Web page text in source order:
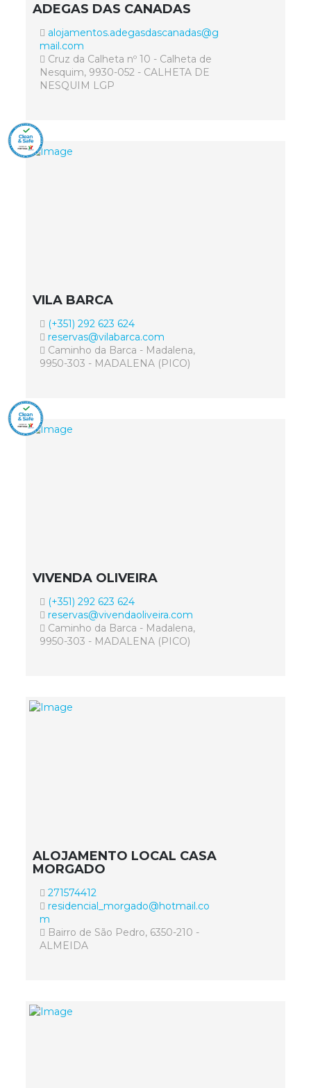
ADEGAS DAS CANADAS
alojamentos.adegasdascanadas@g
mail.com
Cruz da Calheta nº 10 - Calheta de
Nesquim, 9930-052 - CALHETA DE
NESQUIM LGP
VILA BARCA
(+351) 292 623 624
reservas@vilabarca.com
Caminho da Barca - Madalena,
9950-303 - MADALENA (PICO)
VIVENDA OLIVEIRA
(+351) 292 623 624
reservas@vivendaoliveira.com
Caminho da Barca - Madalena,
9950-303 - MADALENA (PICO)
ALOJAMENTO LOCAL CASA
MORGADO
271574412
residencial_morgado@hotmail.co
m
Bairro de São Pedro, 6350-210 -
ALMEIDA